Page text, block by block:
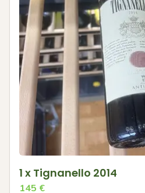
1 x Tignanello 2014
145 €